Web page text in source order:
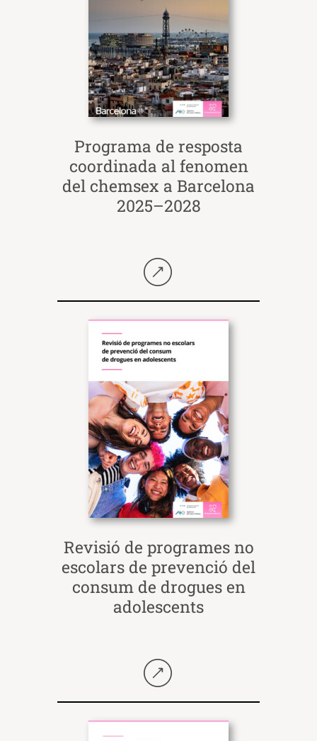
Programa de resposta
coordinada al fenomen
del chemsex a Barcelona
2025–2028
Revisió de programes no
escolars de prevenció del
consum de drogues en
adolescents